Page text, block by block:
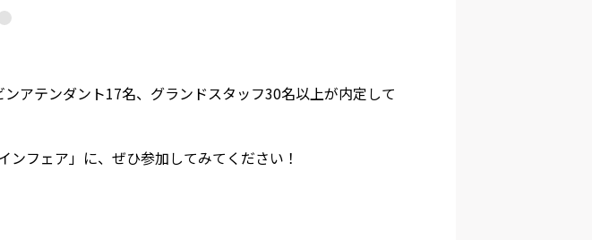
アテンダント17名、グランドスタッフ30名以上が内定して
フェア」に、ぜひ参加してみてください！